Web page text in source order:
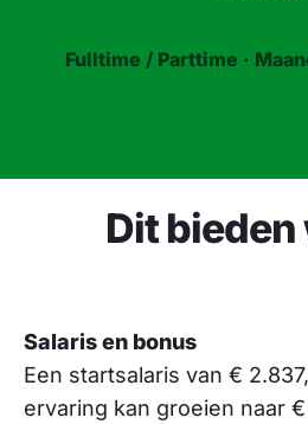
Fulltime / Parttime ·
Dit bieden
Salaris en bonus
Een startsalaris van €
ervaring kan groeien naar